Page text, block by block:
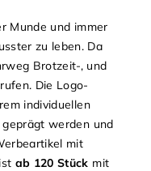
Munde und immer
zu leben. Da
Brotzeit-, und
Die Logo-
individuellen
werden und
mit
ab 120 Stück mit